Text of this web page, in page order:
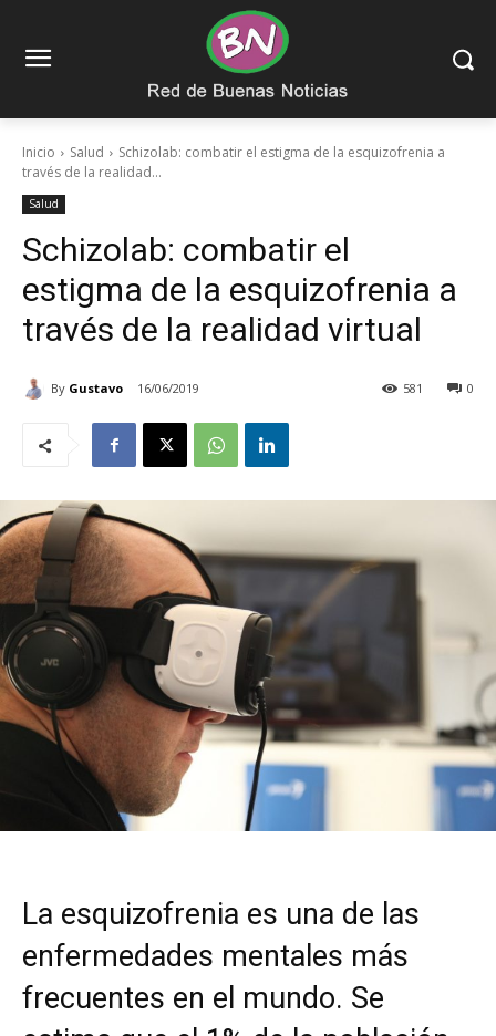
Inicio Salud
Schizolab: combatir el estigma de la esquizofrenia a
través de la realidad...
Salud
Schizolab: combatir el
estigma de la esquizofrenia a
través de la realidad virtual
By Gustavo 16/06/2019 0
581
La esquizofrenia es una de las
enfermedades mentales más
frecuentes en el mundo. Se